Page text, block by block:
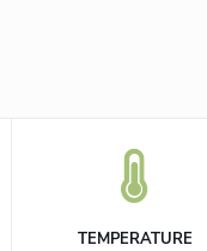
TEMPERATURE